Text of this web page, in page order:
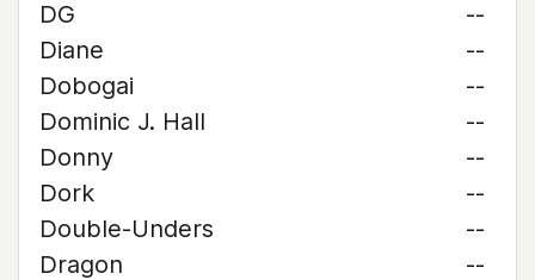
DG
--
Diane
--
Dobogai
--
Dominic J. Hall
--
Donny
--
Dork
--
Double-Unders
--
Dragon
--